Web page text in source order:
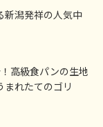
新潟発祥の人気中
高級食パンの生地
れたてのゴリ